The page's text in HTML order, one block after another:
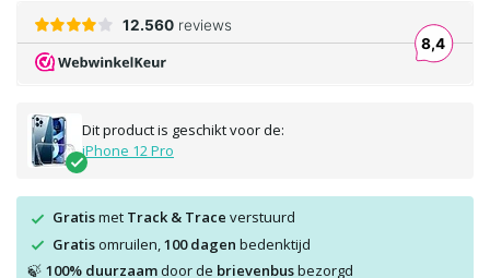
Dit product is geschikt voor de:
iPhone 12 Pro
Gratismet Track & Trace verstuurd
Gratisomruilen, 100 dagen bedenktijd
🍃 100% duurzaamdoor de brievenbusbezorgd